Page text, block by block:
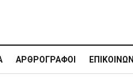
ΑΡΘΡΟΓΡΆΦΟΙ